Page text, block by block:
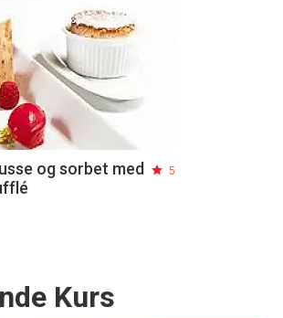
og sorbet med
5
Kurs